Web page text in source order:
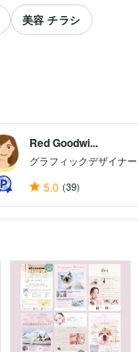
美容 チラシ
Red Goodwi...
グラフィックデザイナー
5.0 (39)